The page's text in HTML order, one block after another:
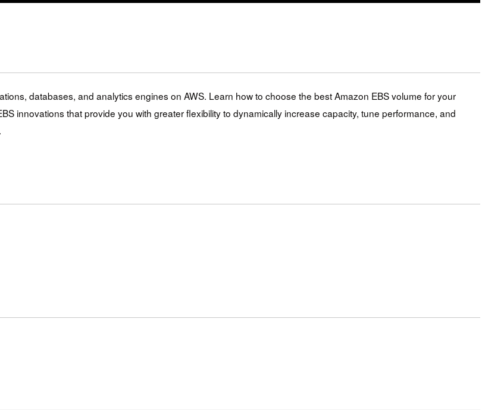
databases, and analytics engines on AWS. Learn how to choose the best Amazon EBS volume for your
innovations that provide you with greater flexibility to dynamically increase capacity, tune performance, and